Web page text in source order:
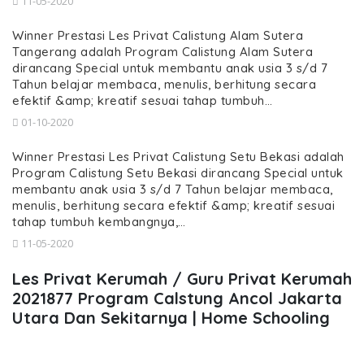
Winner Prestasi Les Privat Calistung Alam Sutera
Tangerang adalah Program Calistung Alam Sutera
dirancang Special untuk membantu anak usia 3 s/d 7
Tahun belajar membaca, menulis, berhitung secara
efektif &amp; kreatif sesuai tahap tumbuh…
01-10-2020
Winner Prestasi Les Privat Calistung Setu Bekasi adalah
Program Calistung Setu Bekasi dirancang Special untuk
membantu anak usia 3 s/d 7 Tahun belajar membaca,
menulis, berhitung secara efektif &amp; kreatif sesuai
tahap tumbuh kembangnya,…
11-05-2020
Les Privat Kerumah / Guru Privat Kerumah
2021877 Program Calstung Ancol Jakarta
Utara Dan Sekitarnya | Home Schooling